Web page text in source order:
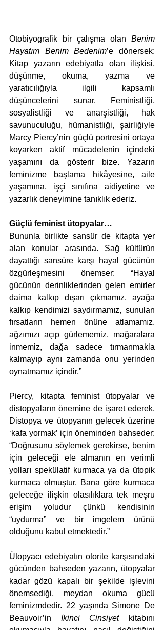
Otobiyografik bir çalışma olan Benim
Hayatım Benim Bedenim’e dönersek:
Kitap yazarın edebiyatla olan ilişkisi,
düşünme, okuma, yazma ve
yaratıcılığıyla ilgili kapsamlı
düşüncelerini sunar. Feministliği,
sosyalistliği ve anarşistliği, hak
savunuculuğu, hümanistliği, şairliğiyle
Marcy Piercy’nin güçlü portresini ortaya
koyarken aktif mücadelenin içindeki
yaşamını da gösterir bize. Yazarın
feminizme başlama hikâyesine, aile
yaşamına, işçi sınıfına aidiyetine ve
yazarlık deneyimine tanıklık ederiz.
Güçlü feminist ütopyalar…
Bununla birlikte sansür de kitapta yer
alan konular arasında. Sağ kültürün
dayattığı sansüre karşı hayal gücünün
özgürleşmesini önemser: “Hayal
gücünün derinliklerinden gelen emirler
daima kalkıp dışarı çıkmamız, ayağa
kalkıp kendimizi saydırmamız, sunulan
fırsatların hemen önüne atlamamız,
ağzımızı açıp gürlememiz, mağaralara
inmemiz, dağa sadece tırmanmakla
kalmayıp aynı zamanda onu yerinden
oynatmamız içindir.”
Piercy, kitapta feminist ütopyalar ve
distopyaların önemine de işaret ederek.
Distopya ve ütopyanın gelecek üzerine
‘kafa yormak’ için öneminden bahseder:
“Doğrusunu söylemek gerekirse, benim
için geleceği ele almanın en verimli
yolları spekülatif kurmaca ya da ütopik
kurmaca olmuştur. Bana göre kurmaca
geleceğe ilişkin olasılıklara tek meşru
erişim yoludur çünkü kendisinin
“uydurma” ve bir imgelem ürünü
olduğunu kabul etmektedir.”
Ütopyacı edebiyatın otorite karşısındaki
gücünden bahseden yazarın, ütopyalar
kadar gözü kapalı bir şekilde işlevini
önemsediği, meydan okuma gücü
feminizmdedir. 22 yaşında Simone De
Beauvoir’in İkinci Cinsiyet kitabını